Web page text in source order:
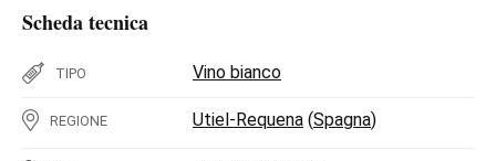
Scheda tecnica
TIPO Vino bianco
REGIONE Utiel-Requena (Spagna)